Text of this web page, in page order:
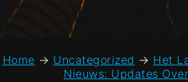
Home → Uncategorized → Het
Nieuws: Updates